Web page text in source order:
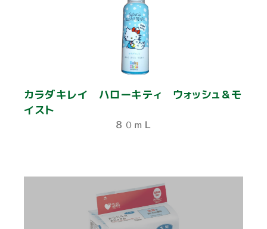
カラダキレイ ハローキティ ウォッシュ＆モ
イスト
８０ｍＬ